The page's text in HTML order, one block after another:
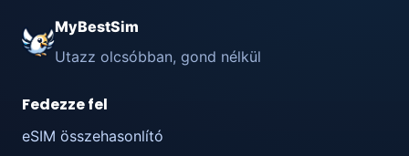
MyBestSim
Utazz olcsóbban, gond nélkül
Fedezze fel
eSIM összehasonlító